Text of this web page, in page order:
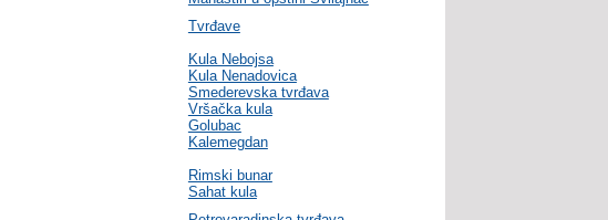
Tvrđave
Kula Nebojsa
Kula Nenadovica
Smederevska tvrđava
Vršačka kula
Golubac
Kalemegdan
Rimski bunar
Sahat kula